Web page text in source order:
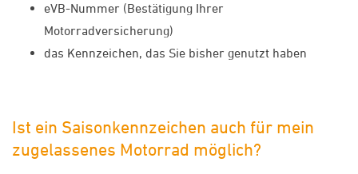
eVB-Nummer (Bestätigung Ihrer
Motorradversicherung)
das Kennzeichen, das Sie bisher genutzt haben
Ist ein Saisonkennzeichen auch für mein
zugelassenes Motorrad möglich?